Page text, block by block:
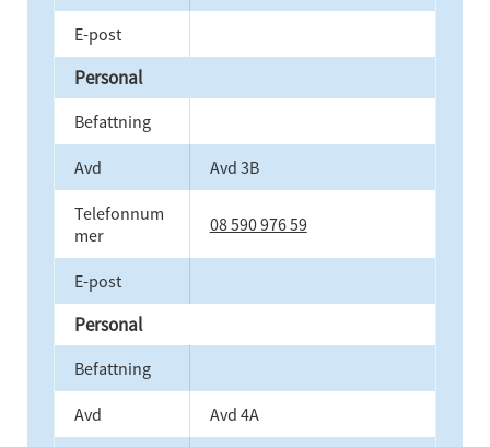
E-post
Personal
Befattning
Avd Avd 3B
Telefonnum
mer
08 590 976 59
E-post
Personal
Befattning
Avd Avd 4A